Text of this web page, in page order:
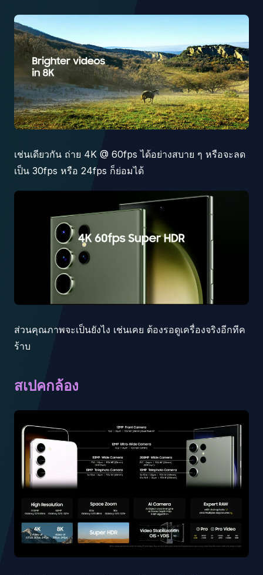
เช่นเดียวกัน ถ่าย 4K @ 60fps ได้อย่างสบาย ๆ หรือจะลด
เป็น 30fps หรือ 24fps ก็ย่อมได้
ส่วนคุณภาพจะเป็นยังไง เช่นเคย ต้องรอดูเครื่องจริงอีกทีค
ร้าบ
สเปคกล้อง